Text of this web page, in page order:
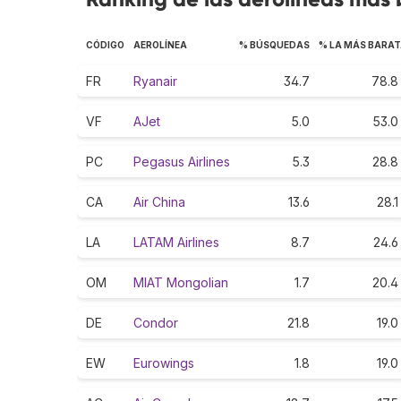
CÓDIGO AEROLÍNEA % BÚSQUEDAS % LA MÁS
FR Ryanair 34.7 78.8
VF AJet 5.0 53.0
PC Pegasus Airlines 5.3 28.8
CA Air China 13.6 28.1
LA LATAM Airlines 8.7 24.6
OM MIAT Mongolian 1.7 20.4
DE Condor 21.8 19.0
EW Eurowings 1.8 19.0